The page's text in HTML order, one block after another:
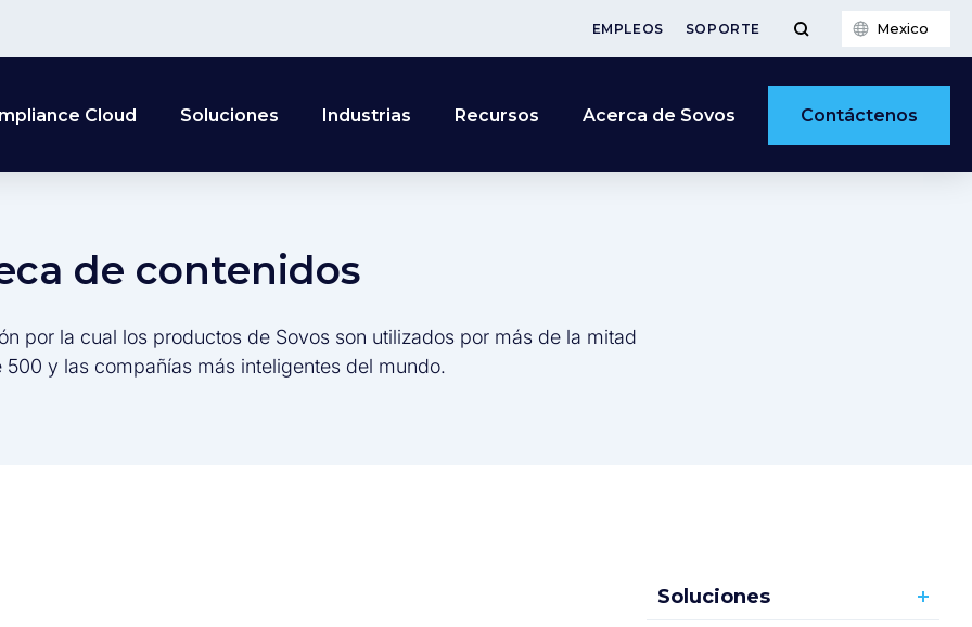
EMPLEOS SOPORTE Mexico
Cloud Soluciones Industrias Recursos Acerca de Sovos Contáctenos
de contenidos
por la cual los productos de Sovos son utilizados por más de la mitad
500 y las compañías más inteligentes del mundo.
Soluciones